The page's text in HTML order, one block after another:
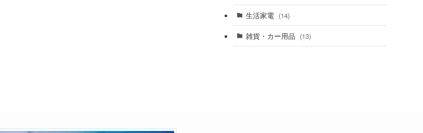
生活家電 (14)
雑貨・カー用品 (13)